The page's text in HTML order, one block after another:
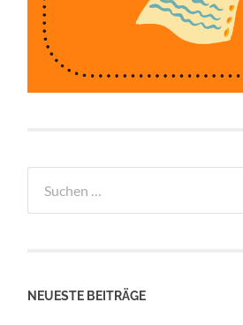
nach:
NEUESTE BEITRÄGE